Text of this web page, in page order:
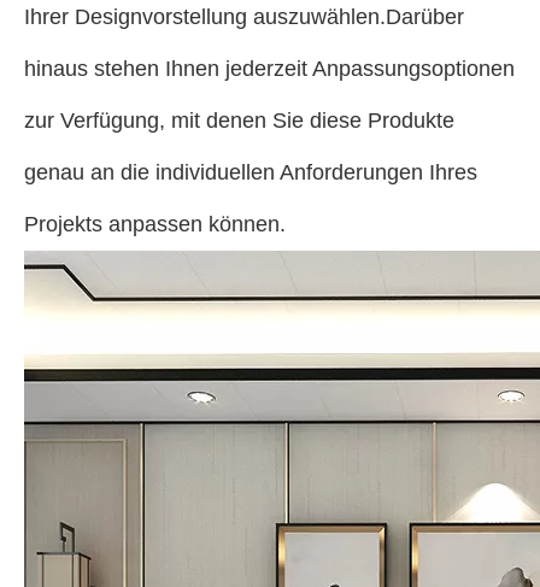
Ihrer Designvorstellung auszuwählen.Darüber
hinaus stehen Ihnen jederzeit Anpassungsoptionen
zur Verfügung, mit denen Sie diese Produkte
genau an die individuellen Anforderungen Ihres
Projekts anpassen können.